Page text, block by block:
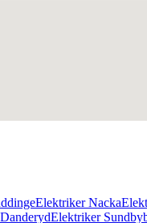
Elektriker Nacka
Elektriker